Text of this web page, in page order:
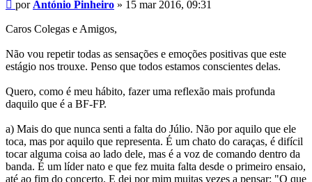
por António Pinheiro » 15 mar 2016, 09:31
Caros Colegas e Amigos,
Não vou repetir todas as sensações e emoções positivas que este
estágio nos trouxe. Penso que todos estamos conscientes delas.
Quero, como é meu hábito, fazer uma reflexão mais profunda
daquilo que é a BF-FP.
a) Mais do que nunca senti a falta do Júlio. Não por aquilo que ele
toca, mas por aquilo que representa. É um chato do caraças, é difícil
tocar alguma coisa ao lado dele, mas é a voz de comando dentro da
banda. É um líder nato e que fez muita falta desde o primeiro ensaio,
até ao fim do concerto. E dei por mim muitas vezes a pensar: "O que